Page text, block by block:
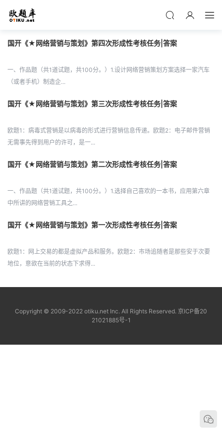
国开《★网络营销与策划》第四次形成性考核任务|答案
一、作品题（共1道试题，共100分。）1.设计网络营销策划方案选择一家汽车
（或者手机）制造企...
国开《★网络营销与策划》第三次形成性考核任务|答案
欧题1：病毒式营销是以病毒的形式进行营销信息传递。欧题2：电子邮件营销
无需事先得到用户的许可，是一...
国开《★网络营销与策划》第二次形成性考核任务|答案
一、作品题（共1道试题，共100分。）1.选择自己喜欢的一本书，应用第六章
中所讲的网络营销工具之...
国开《★网络营销与策划》第一次形成性考核任务|答案
欧题1：网上交易的都是虚拟产品和服务。欧题2：市场追随者是那些安于次要
地位，意欲在当前的状态下求得...
Copyright © 2009-2022 otiku.net Inc. All Rights Reserved. 京ICP备20
21021885号-1